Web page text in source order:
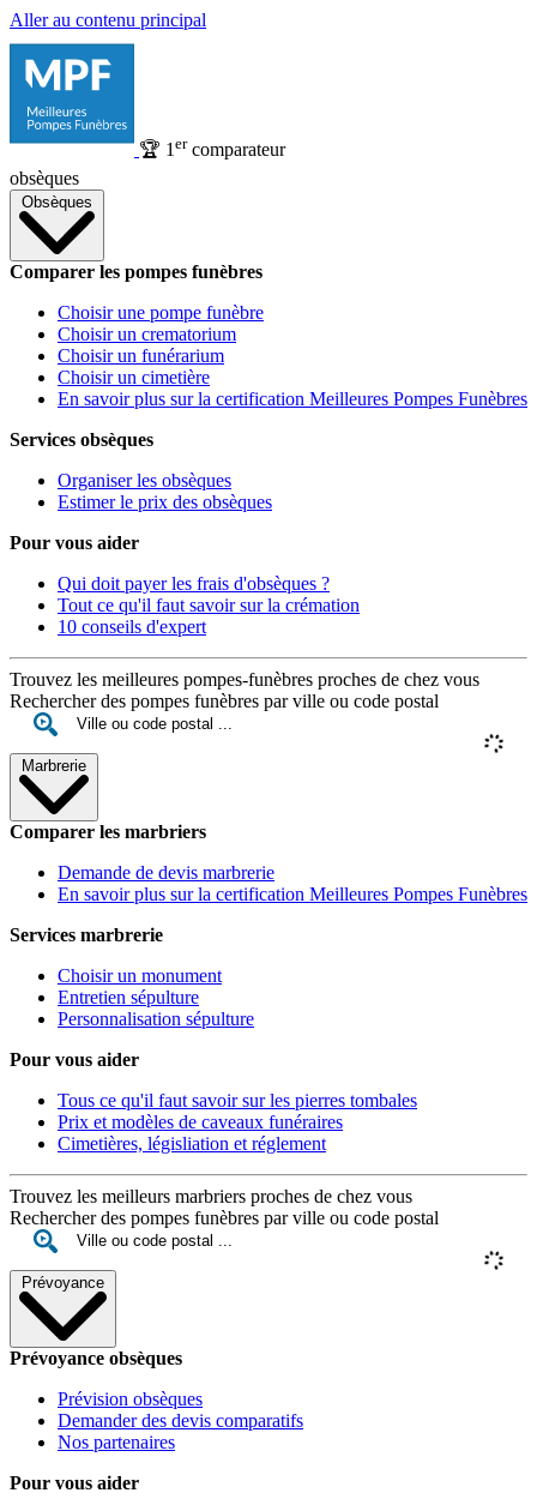
Aller au contenu principal
🏆 1 ercomparateur
obsèques
Obsèques
Comparer les pompes funèbres
Choisir une pompe funèbre
Choisir un crematorium
Choisir un funérarium
Choisir un cimetière
En savoir plus sur la certification Meilleures Pompes Funèbres
Services obsèques
Organiser les obsèques
Estimer le prix des obsèques
Pour vous aider
Qui doit payer les frais d'obsèques ?
Tout ce qu'il faut savoir sur la crémation
10 conseils d'expert
Trouvez les meilleures pompes-funèbres proches de chez vous
Rechercher des pompes funèbres par ville ou code postal
Marbrerie
Comparer les marbriers
Demande de devis marbrerie
En savoir plus sur la certification Meilleures Pompes Funèbres
Services marbrerie
Choisir un monument
Entretien sépulture
Personnalisation sépulture
Pour vous aider
Tous ce qu'il faut savoir sur les pierres tombales
Prix et modèles de caveaux funéraires
Cimetières, législiation et réglement
Trouvez les meilleurs marbriers proches de chez vous
Rechercher des pompes funèbres par ville ou code postal
Prévoyance
Prévoyance obsèques
Prévision obsèques
Demander des devis comparatifs
Nos partenaires
Pour vous aider